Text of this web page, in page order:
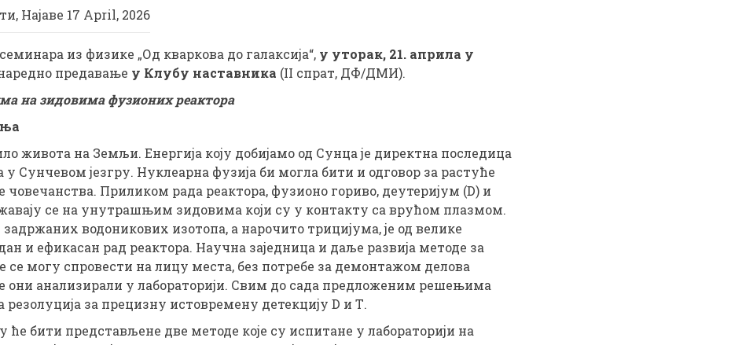
, Најаве 17 April, 2026
из физике „Од кваркова до галаксија“, у уторак, 21. априла у
предавање у Клубу наставника (II спрат, ДФ/ДМИ).
на зидовима фузионих реактора
живота на Земљи. Енергија коју добијамо од Сунца је директна последица
у Сунчевом језгру. Нуклеарна фузија би могла бити и одговор за растуће
човечанства. Приликом рада реактора, фузионо гориво, деутеријум (D) и
се на унутрашњим зидовима који су у контакту са врућом плазмом.
водоникових изотопа, а нарочито трицијума, је од велике
и ефикасан рад реактора. Научна заједница и даље развија методе за
се могу спровести на лицу места, без потребе за демонтажом делова
они анализирали у лабораторији. Свим до сада предложеним решењима
резолуција за прецизну истовремену детекцију D и Т.
бити представљене две методе које су испитане у лабораторији на